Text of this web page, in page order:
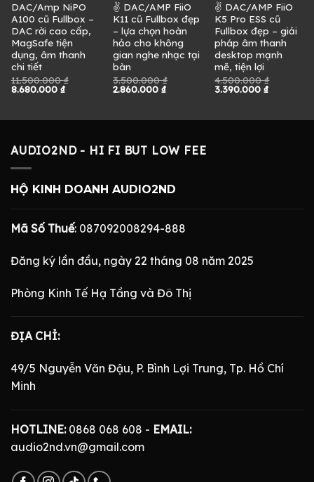
DAC/Amp NiPO
A100 cũ Fullbox –
DAC rời cao cấp,
MagSafe tiện
dụng, âm thanh
chi tiết
11.500.000₫
Giá
8.680.000 ₫Giá
✌ DAC/AMP FiiO
K11 cũ Fullbox đẹp
– lựa chọn hoàn
hảo cho không
gian nghe nhạc tại
bàn
3.500.000₫
Giá
2.860.000₫Giá
✌ DAC/AMP FiiO
K5 Pro ESS cũ
Fullbox đẹp – giải
pháp âm thanh
desktop mạnh
mẽ, tiện lợi
4.500.000₫
Giá
3.390.000₫Giá
AUDIO2ND - HI FI BUT LOW FEE
HỘ KINH DOANH AUDIO2ND
Mã Số Thuế: 087092008294-888
Đăng ký lần đầu, ngày 22 tháng 08 năm 2025
Phòng Kinh Tế Hạ Tầng và Đô Thị
ĐỊA CHỈ:
49/5 Nguyễn Văn Đậu, P. Bình Lợi Trung, Tp. Hồ Chí
Minh
HOTLINE:0868 068 608 - EMAIL:
audio2nd.vn@gmail.com